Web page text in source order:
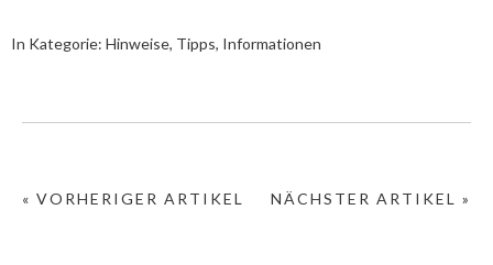
In Kategorie: Hinweise, Tipps, Informationen
NÄCHSTER ARTIKEL »
« VORHERIGER ARTIKEL